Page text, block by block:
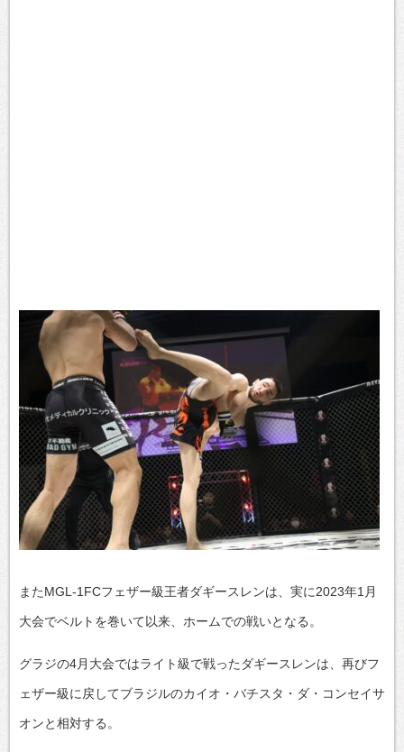
またMGL-1FCフェザー級王者ダギースレンは、実に2023年1月
大会でベルトを巻いて以来、ホームでの戦いとなる。
グラジの4月大会ではライト級で戦ったダギースレンは、再びフ
ェザー級に戻してブラジルのカイオ・バチスタ・ダ・コンセイサ
オンと相対する。